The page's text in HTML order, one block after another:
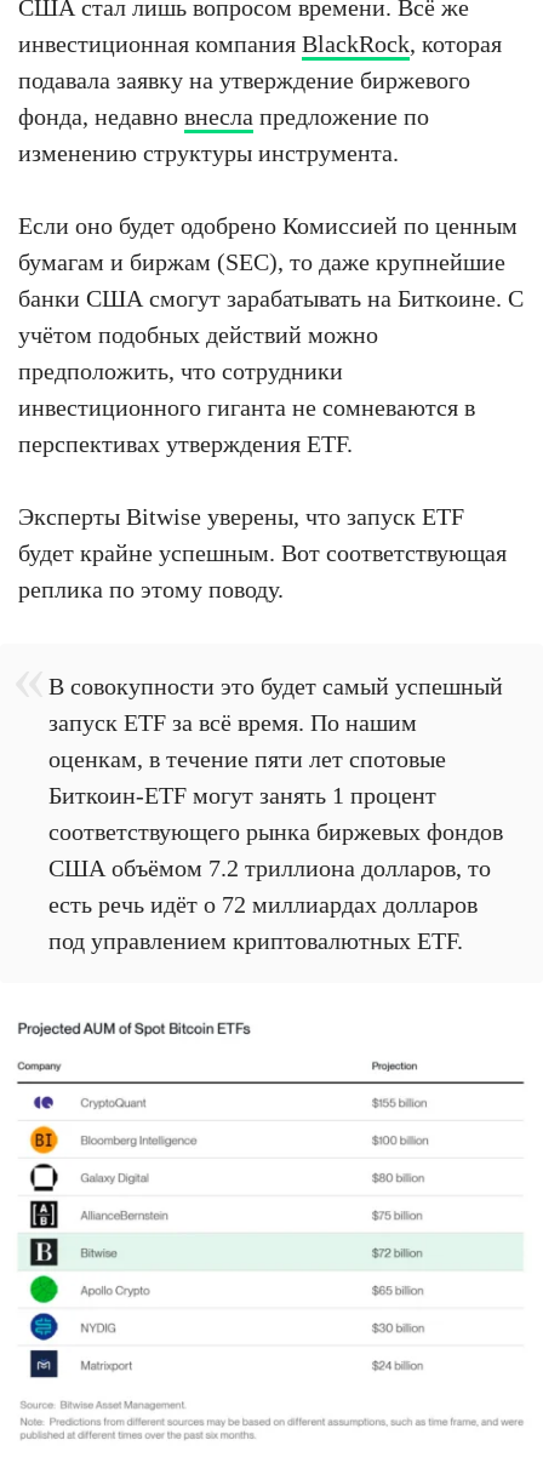
США стал лишь вопросом времени. Всё же
инвестиционная компания BlackRock, которая
подавала заявку на утверждение биржевого
фонда, недавно внесла предложение по
изменению структуры инструмента.
Если оно будет одобрено Комиссией по ценным
бумагам и биржам (SEC), то даже крупнейшие
банки США смогут зарабатывать на Биткоине. С
учётом подобных действий можно
предположить, что сотрудники
инвестиционного гиганта не сомневаются в
перспективах утверждения ETF.
Эксперты Bitwise уверены, что запуск ETF
будет крайне успешным. Вот соответствующая
реплика по этому поводу.
В совокупности это будет самый успешный
запуск ETF за всё время. По нашим
оценкам, в течение пяти лет спотовые
Биткоин-ETF могут занять 1 процент
соответствующего рынка биржевых фондов
США объёмом 7.2 триллиона долларов, то
есть речь идёт о 72 миллиардах долларов
под управлением криптовалютных ETF.